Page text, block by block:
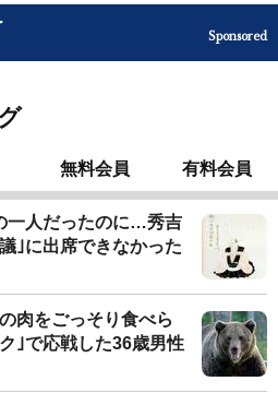
Sponsored
無料会員 有料会員
一人だったのに…秀吉
｣に出席できなかった
肉をごっそり食べら
｣で応戦した36歳男性